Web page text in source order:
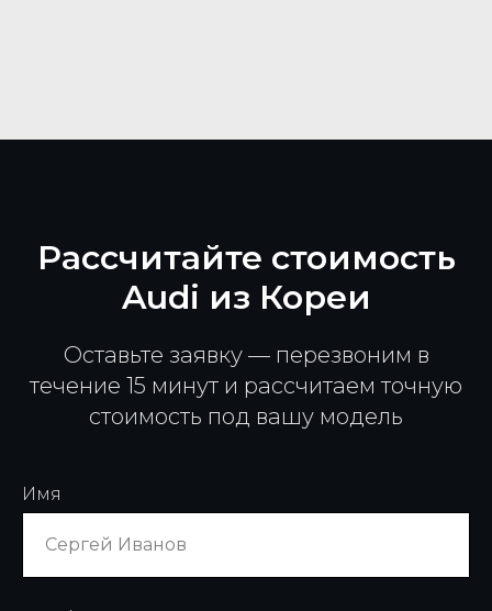
Рассчитайте стоимость
Audi из Кореи
Оставьте заявку — перезвоним в
течение 15 минут и рассчитаем точную
стоимость под вашу модель
Имя